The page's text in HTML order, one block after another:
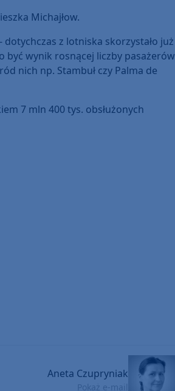
to
increase
or
Michajłow.
z lotniska skorzystało już
być wynik rosnącej liczby pasażerów
nich np. Stambuł czy Palma de
7 mln 400 tys. obsłużonych
Aneta Czupryniak
Pokaż e-mail